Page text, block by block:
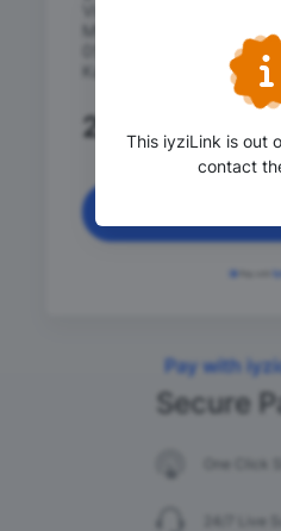
MSSQL ve Power BI
05.05.2025 başlangıçlı
Kampı
25,740 .00 TRY
Pay with
Secure
One Click
This iyziLink is out
contact